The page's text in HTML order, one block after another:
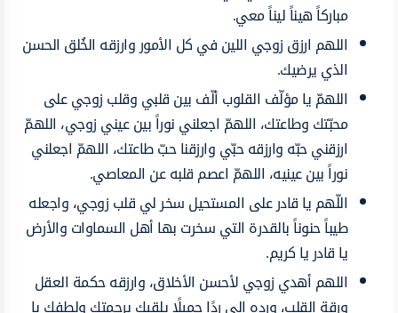
مباركاً هيناً ليناً معي.
اللهم ارزق زوجي اللين في كل الأمور وارزقه الخُلق الحسن
الذي يرضيك.
اللهمّ يا مؤلّف القلوب ألّف بين قلبي وقلب زوجي على
محبّتك وطاعتك، اللهمّ اجعلني نوراً بين عيني زوجي، اللهمّ
ارزقني حبّه وارزقه حبّي وارزقنا حبّ طاعتك، اللهمّ اجعلني
نوراً بين عينيه، اللهمّ اعصم قلبه عن المعاصي.
اللّهم يا قادر على المستحيل سخر لي قلب زوجي، واجعله
طيباً حنوناً بالقدرة التي سخرت بها أهل السماوات والأرض
يا قادر يا كريم.
اللهم أهدي زوجي لأحسن الأخلاق، وارزقه حكمة العقل